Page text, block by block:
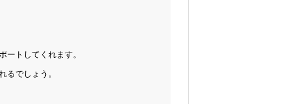
ートしてくれます。
るでしょう。